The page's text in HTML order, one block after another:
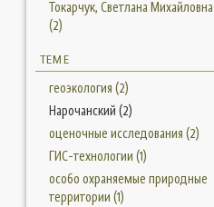
Токарчук, Светлана Михайловна
(2)
ТЕМЕ
геоэкология (2)
Нарочанский (2)
оценочные исследования (2)
ГИС-технологии (1)
особо охраняемые природные
территории (1)